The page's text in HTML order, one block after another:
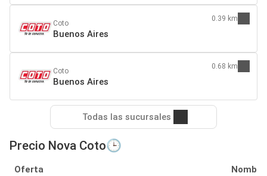
Coto
Buenos Aires
0.39 km
Coto
Buenos Aires
0.68 km
Todas las sucursales
Precio Nova Coto🕒
Oferta Nombre